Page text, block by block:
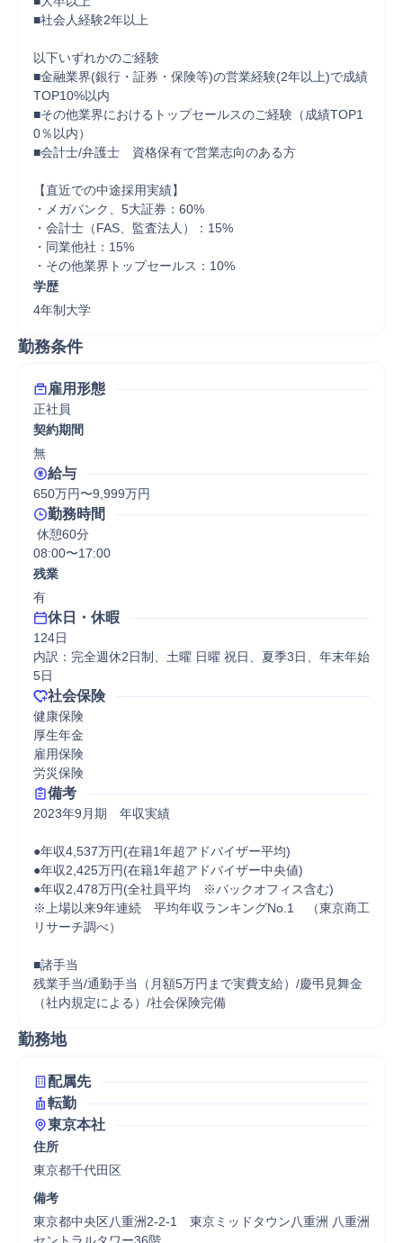
■社会人経験2年以上
以下いずれかのご経験
■金融業界(銀行・証券・保険等)の営業経験(2年以上)で成績
TOP10%以内
■その他業界におけるトップセールスのご経験（成績TOP1
0％以内）
■会計士/弁護士　資格保有で営業志向のある方
【直近での中途採用実績】
・メガバンク、5大証券：60%
・会計士（FAS、監査法人）：15%
・同業他社：15%
・その他業界トップセールス：10%
学歴
4年制大学
勤務条件
雇用形態
正社員
契約期間
無
給与
650万円〜9,999万円
勤務時間
休憩60分
08:00〜17:00
残業
有
休日・休暇
124日
内訳：完全週休2日制、土曜 日曜 祝日、夏季3日、年末年始
5日
社会保険
健康保険
厚生年金
雇用保険
労災保険
備考
2023年9月期　年収実績
●年収4,537万円(在籍1年超アドバイザー平均)
●年収2,425万円(在籍1年超アドバイザー中央値)
●年収2,478万円(全社員平均　※バックオフィス含む)
※上場以来9年連続　平均年収ランキングNo.1　（東京商工
リサーチ調べ）
■諸手当
残業手当/通勤手当（月額5万円まで実費支給）/慶弔見舞金
（社内規定による）/社会保険完備
勤務地
配属先
転勤
東京本社
住所
東京都千代田区
備考
東京都中央区八重洲2-2-1　東京ミッドタウン八重洲 八重洲